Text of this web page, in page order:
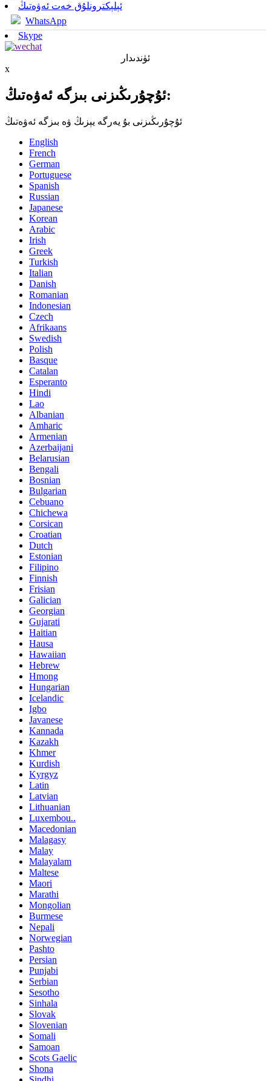
ئېلېكترونلۇق خەت ئەۋەتىڭ
WhatsApp
Skype
ئۈندىدار
x
ئۇچۇرىڭىزنى بىزگە ئەۋەتىڭ:
ئۇچۇرىڭىزنى بۇ يەرگە يېزىڭ ۋە بىزگە ئەۋەتىڭ
English
French
German
Portuguese
Spanish
Russian
Japanese
Korean
Arabic
Irish
Greek
Turkish
Italian
Danish
Romanian
Indonesian
Czech
Afrikaans
Swedish
Polish
Basque
Catalan
Esperanto
Hindi
Lao
Albanian
Amharic
Armenian
Azerbaijani
Belarusian
Bengali
Bosnian
Bulgarian
Cebuano
Chichewa
Corsican
Croatian
Dutch
Estonian
Filipino
Finnish
Frisian
Galician
Georgian
Gujarati
Haitian
Hausa
Hawaiian
Hebrew
Hmong
Hungarian
Icelandic
Igbo
Javanese
Kannada
Kazakh
Khmer
Kurdish
Kyrgyz
Latin
Latvian
Lithuanian
Luxembou..
Macedonian
Malagasy
Malay
Malayalam
Maltese
Maori
Marathi
Mongolian
Burmese
Nepali
Norwegian
Pashto
Persian
Punjabi
Serbian
Sesotho
Sinhala
Slovak
Slovenian
Somali
Samoan
Scots Gaelic
Shona